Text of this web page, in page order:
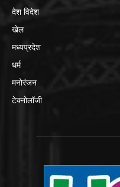
देश विदेश
खेल
मध्यप्रदेश
धर्म
मनोरंजन
टेक्नोलॉजी